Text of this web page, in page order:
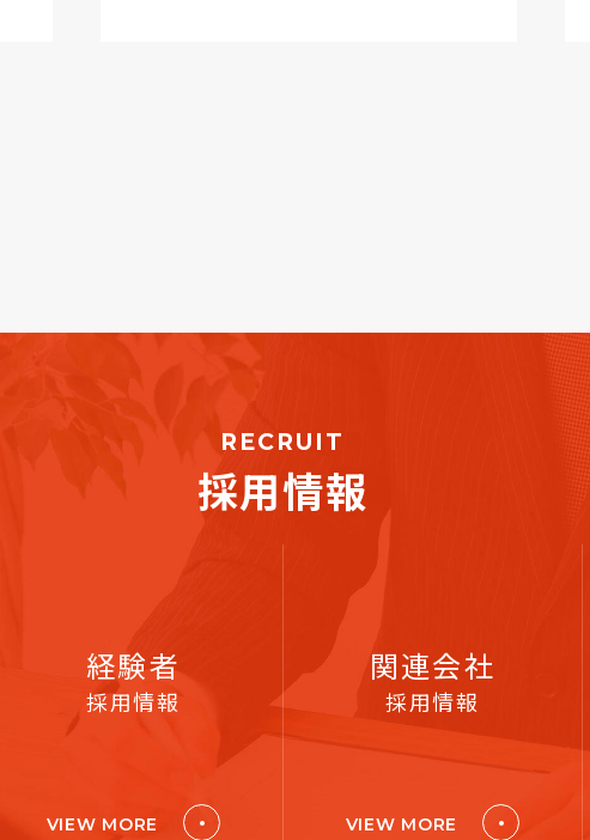
RECRUIT
採用情報
経験者
採用情報
VIEW MORE
関連会社
採用情報
VIEW MORE